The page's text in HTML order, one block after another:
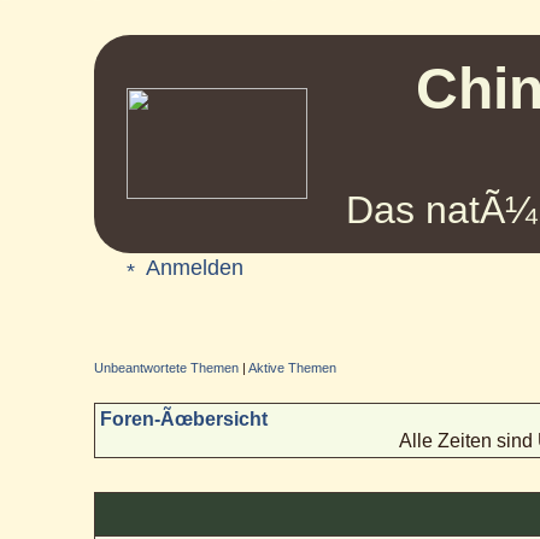
Das
Anmelden
Unbeantwortete Themen |Aktive Themen
Foren-Ãœbersicht
Alle Zeiten sind